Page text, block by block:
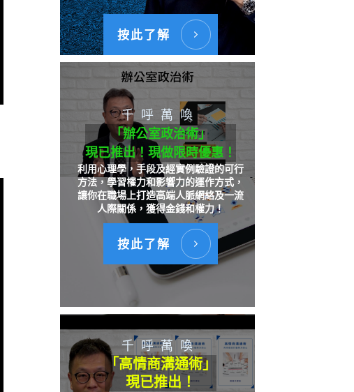
按此了解
千呼萬喚
「辦公室政治術」
現已推出！現做限時優惠！
利用心理學，手段及經實例驗證的可行
方法，學習權力和影響力的運作方式，
讓你在職場上打造高端人脈網絡及一流
人際關係，獲得金錢和權力！
按此了解
千呼萬喚
「高情商溝通術」
現已推出！